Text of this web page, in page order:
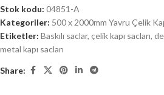
Stok kodu: 04851-A
Kategoriler: 500 x 2000mm Yavru Çelik
Etiketler: Baskılı saclar, çelik kapı sacları,
metal kapı sacları
Share: